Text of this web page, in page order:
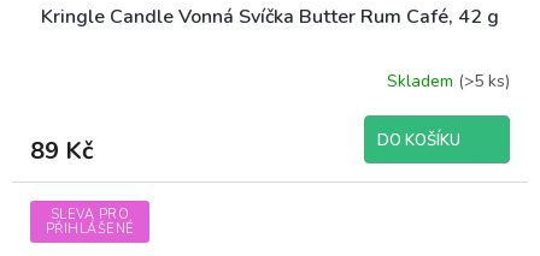
Kringle Candle Vonná Svíčka Butter Rum Café, 42 g
Skladem (>5 ks)
89 Kč DO KOŠÍKU
SLEVA PRO
PŘIHLÁŠENÉ